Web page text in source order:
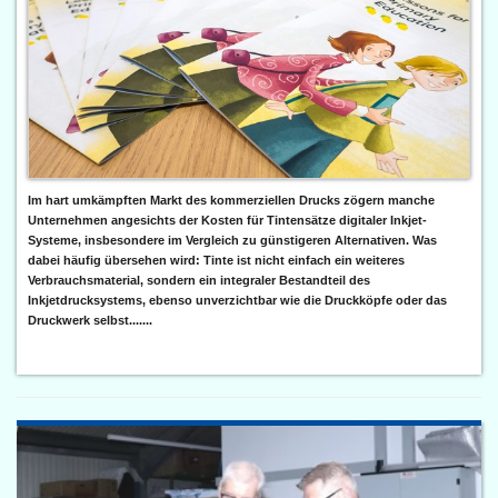
Im hart umkämpften Markt des kommerziellen Drucks zögern manche
Unternehmen angesichts der Kosten für Tintensätze digitaler Inkjet-
Systeme, insbesondere im Vergleich zu günstigeren Alternativen. Was
dabei häufig übersehen wird: Tinte ist nicht einfach ein weiteres
Verbrauchsmaterial, sondern ein integraler Bestandteil des
Inkjetdrucksystems, ebenso unverzichtbar wie die Druckköpfe oder das
Druckwerk selbst.......